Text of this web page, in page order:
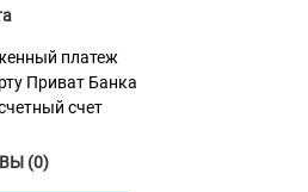
платеж
Приват Банка
счет
(0)